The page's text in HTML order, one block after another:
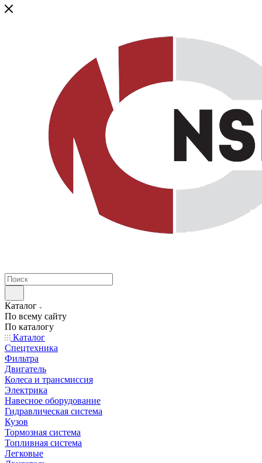
Каталог
По всему сайту
По каталогу
Каталог
Спецтехника
Фильтра
Двигатель
Колеса и трансмиссия
Электрика
Навесное оборудование
Гидравлическая система
Кузов
Тормозная система
Топливная система
Легковые